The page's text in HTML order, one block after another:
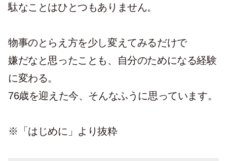
駄なことはひとつもありません。
物事のとらえ方を少し変えてみるだけで
嫌だなと思ったことも、自分のためになる経験
に変わる。
76歳を迎えた今、そんなふうに思っています。
※「はじめに」より抜粋